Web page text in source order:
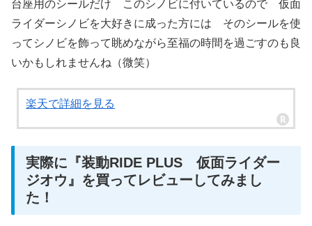
台座用のシールだけ このシノビに付いているので 仮面
ライダーシノビを大好きに成った方には そのシールを使
ってシノビを飾って眺めながら至福の時間を過ごすのも良
いかもしれませんね（微笑）
楽天で詳細を見る
実際に『装動RIDE PLUS 仮面ライダー
ジオウ』を買ってレビューしてみまし
た！